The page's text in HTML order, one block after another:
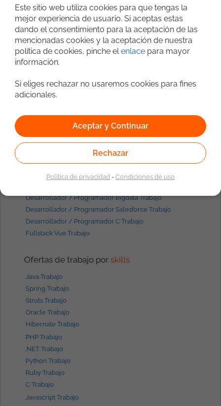
Desarrollador / Programador Java Trabajo
Desarrollador / Programador Madrid Trabajo
Desarrollador / Programador Javascript Trabajo
Desarrollador / Programador React Trabajo
Desarrollador / Programador Angular Trabajo
Fullstack Madrid Trabajo
Admin. de Sistemas Linux Trabajo
Desarrollador / Programador Android Trabajo
Desarrollador / Programador iOS Trabajo
Consultant Bigdata Trabajo
Desarrollador / Programador Python Trabajo
Desarrollador / Programador NodeJS Trabajo
Desarrollador / Programador Bigdata Trabajo
Desarrollador / Programador Salesforce Trabajo
Desarrollador / Programador C Trabajo
Fullstack Vue Trabajo
Ofertas de trabajo por skills
Java Trabajo
Spring Trabajo
Struts Trabajo
Oracle Trabajo
Hibernate Trabajo
PHP Trabajo
.NET Trabajo
Python Trabajo
Ruby Trabajo
C Trabajo
Javascript Trabajo
Este sitio web utiliza cookies para que tengas la
mejor experiencia de usuario. Si aceptas estas
dando el consentimiento para la aceptación de las
mencionadas cookies y la aceptación de nuestra
política de cookies, pinche elenlace para mayor
información.
Si eliges rechazar no usaremos cookies para fines
adicionales.
Aceptar y Continuar
Rechazar
Política de privacidad -Condiciones de uso